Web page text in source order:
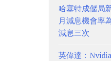
哈塞特成儲局
月減息機會率
減息三次
英偉達：